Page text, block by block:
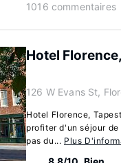
1016 commentaires
Hotel
126 W Evans St,
Hotel Florence,
profiter d'un séjour
pas du... Plus